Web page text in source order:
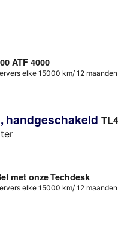
ATF 4000
elke 15000 km/ 12 maanden
handgeschakeld
met onze Techdesk
elke 15000 km/ 12 maanden